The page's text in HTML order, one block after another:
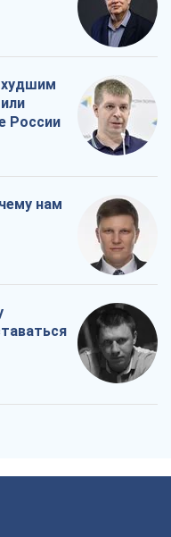
России
нам